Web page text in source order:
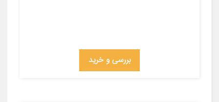
بررسی و خرید